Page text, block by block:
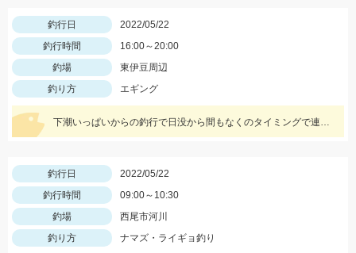
釣行日
2022/05/22
釣行時間
16:00～20:00
釣場
東伊豆周辺
釣り方
エギング
下潮いっぱいからの釣行で日没から間もなくのタイミングで連発しました。
釣行日
2022/05/22
釣行時間
09:00～10:30
釣場
西尾市河川
釣り方
ナマズ・ライギョ釣り